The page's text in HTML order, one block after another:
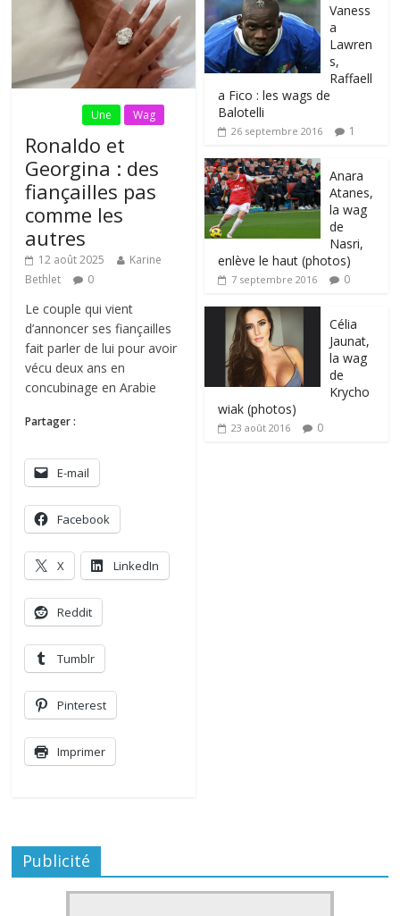
Une Wag
Ronaldo et
Georgina : des
fiançailles pas
comme les
autres
12 août 2025
Karine
Bethlet
0
Le couple qui vient
d’annoncer ses fiançailles
fait parler de lui pour avoir
vécu deux ans en
concubinage en Arabie
Partager :
E-mail
Facebook
X LinkedIn
Reddit
Tumblr
Pinterest
Imprimer
Vaness
a
Lawren
s,
Raffaell
a Fico : les wags de
Balotelli
26 septembre 2016 1
Anara
Atanes,
la wag
de
Nasri,
enlève le haut (photos)
7 septembre 2016 0
Célia
Jaunat,
la wag
de
Krycho
wiak (photos)
23 août 2016 0
Publicité